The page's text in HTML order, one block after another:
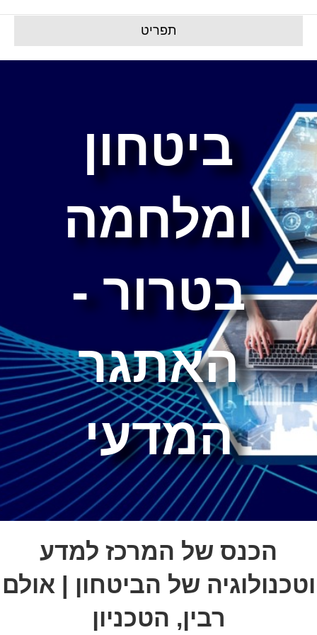
תפריט
ביטחון
ומלחמה
בטרור -
האתגר
המדעי
הכנס של המרכז למדע
וטכנולוגיה של הביטחון | אולם
רבין, הטכניון